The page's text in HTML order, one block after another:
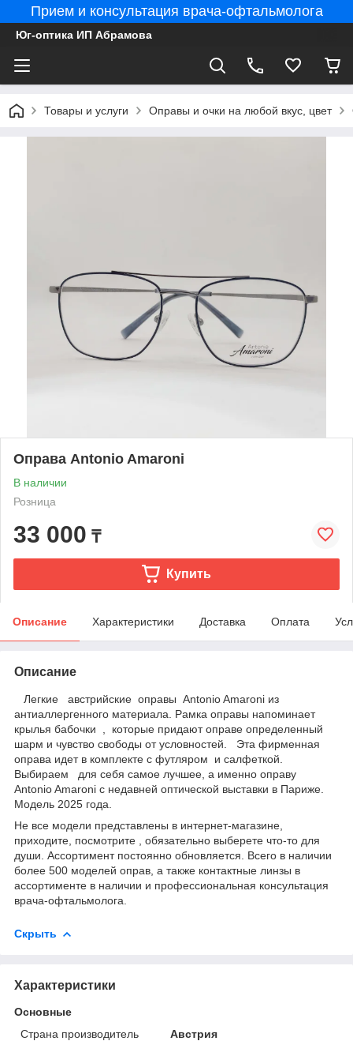
Прием и консультация врача-офтальмолога
Юг-оптика ИП Абрамова
Товары и услуги Оправы и очки на любой вкус, цвет
Оправа Antonio Amaroni
В наличии
Розница
33 000 ₸
Купить
Описание Характеристики Доставка Оплата
Описание
Легкие австрийские оправы Antonio Amaroni из
антиаллергенного материала. Рамка оправы напоминает
крылья бабочки , которые придают оправе определенный
шарм и чувство свободы от условностей. Эта фирменная
оправа идет в комплекте с футляром и салфеткой.
Выбираем для себя самое лучшее, а именно оправу
Antonio Amaroni с недавней оптической выставки в Париже.
Модель 2025 года.
Не все модели представлены в интернет-магазине,
приходите, посмотрите , обязательно выберете что-то для
души. Ассортимент постоянно обновляется. Всего в наличии
более 500 моделей оправ, а также контактные линзы в
ассортименте в наличии и профессиональная консультация
врача-офтальмолога.
Скрыть
Характеристики
Основные
Страна производитель
Австрия